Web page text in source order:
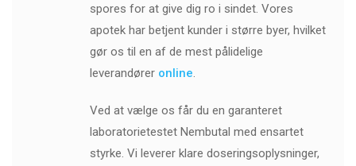
spores for at give dig ro i sindet. Vores
apotek har betjent kunder i større byer, hvilket
gør os til en af ​​de mest pålidelige
leverandører online.
Ved at vælge os får du en garanteret
laboratorietestet Nembutal med ensartet
styrke. Vi leverer klare doseringsoplysninger,